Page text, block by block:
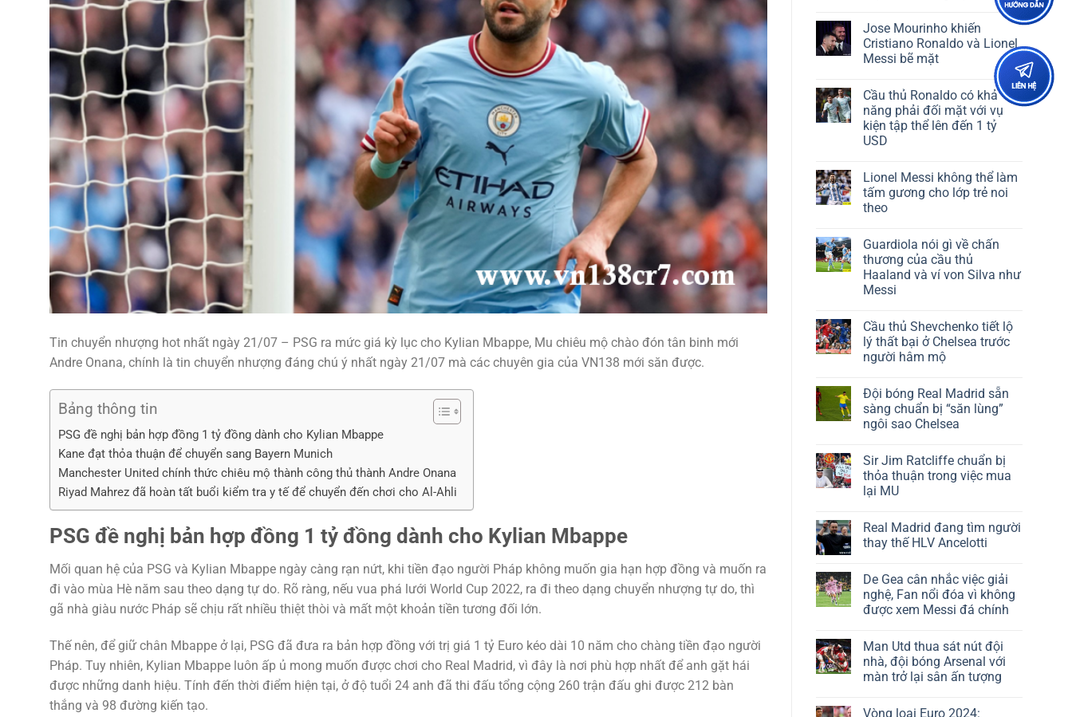
Tin chuyển nhượng hot nhất ngày 21/07 – PSG ra mức giá kỳ lục cho Kylian Mbappe, Mu chiêu mộ chào đón tân binh mới
Andre Onana, chính là tin chuyển nhượng đáng chú ý nhất ngày 21/07 mà các chuyên gia của VN138 mới săn được.
Bảng thông tin
PSG đề nghị bản hợp đồng 1 tỷ đồng dành cho Kylian Mbappe
Kane đạt thỏa thuận để chuyển sang Bayern Munich
Manchester United chính thức chiêu mộ thành công thủ thành Andre Onana
Riyad Mahrez đã hoàn tất buổi kiểm tra y tế để chuyển đến chơi cho Al-Ahli
PSG đề nghị bản hợp đồng 1 tỷ đồng dành cho Kylian Mbappe
Mối quan hệ của PSG và Kylian Mbappe ngày càng rạn nứt, khi tiền đạo người Pháp không muốn gia hạn hợp đồng và muốn ra
đi vào mùa Hè năm sau theo dạng tự do. Rõ ràng, nếu vua phá lưới World Cup 2022, ra đi theo dạng chuyển nhượng tự do, thì
gã nhà giàu nước Pháp sẽ chịu rất nhiều thiệt thòi và mất một khoản tiền tương đối lớn.
Thế nên, để giữ chân Mbappe ở lại, PSG đã đưa ra bản hợp đồng với trị giá 1 tỷ Euro kéo dài 10 năm cho chàng tiền đạo người
Pháp. Tuy nhiên, Kylian Mbappe luôn ấp ủ mong muốn được chơi cho Real Madrid, vì đây là nơi phù hợp nhất để anh gặt hái
được những danh hiệu. Tính đến thời điểm hiện tại, ở độ tuổi 24 anh đã thi đấu tổng cộng 260 trận đấu ghi được 212 bàn
thắng và 98 đường kiến tạo.
Jose Mourinho khiến
Cristiano Ronaldo và Lionel
Messi bẽ mặt
Cầu thủ Ronaldo có khả
năng phải đối mặt với vụ
kiện tập thể lên đến 1 tỷ
USD
Lionel Messi không thể làm
tấm gương cho lớp trẻ noi
theo
Guardiola nói gì về chấn
thương của cầu thủ
Haaland và ví von Silva như
Messi
Cầu thủ Shevchenko tiết lộ
lý thất bại ở Chelsea trước
người hâm mộ
Đội bóng Real Madrid sẵn
sàng chuẩn bị “săn lùng”
ngôi sao Chelsea
Sir Jim Ratcliffe chuẩn bị
thỏa thuận trong việc mua
lại MU
Real Madrid đang tìm người
thay thế HLV Ancelotti
De Gea cân nhắc việc giải
nghệ, Fan nổi đóa vì không
được xem Messi đá chính
Man Utd thua sát nút đội
nhà, đội bóng Arsenal với
màn trở lại sân ấn tượng
Vòng loại Euro 2024: